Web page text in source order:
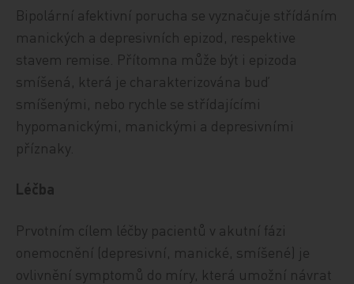
Bipolární afektivní porucha se vyznačuje střídáním
manických a depresivních epizod, respektive
stavem remise. Přítomna může být i epizoda
smíšená, která je charakterizována buď
smíšenými, nebo rychle se střídajícími
hypomanickými, manickými a depresivními
příznaky.
Léčba
Prvotním cílem léčby pacientů v akutní fázi
onemocnění (depresivní, manické, smíšené) je
ovlivnění symptomů do míry, která umožní návrat